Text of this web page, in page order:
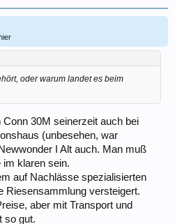
oder warum landet es beim
30M seinerzeit auch bei
(unbesehen, war
I Alt auch. Man muß
im klaren sein.
auf Nachlässe spezialisierten
Riesensammlung versteigert.
aber mit Transport und
so gut.